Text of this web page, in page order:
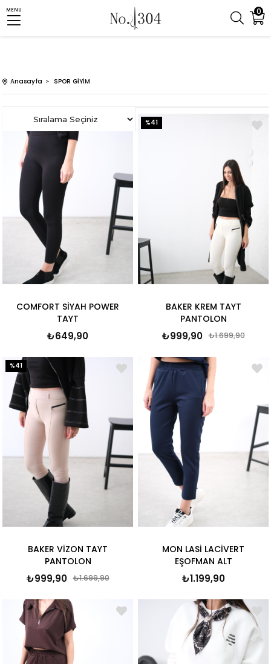
0
MENU
Anasayfa SPOR GİYİM
COMFORT SİYAH POWER
TAYT
₺649,90
BAKER KREM TAYT
PANTOLON
₺999,90 ₺1.699,90
%41
BAKER VİZON TAYT
PANTOLON
₺999,90 ₺1.699,90
%41
MON LASİ LACİVERT
EŞOFMAN ALT
₺1.199,90